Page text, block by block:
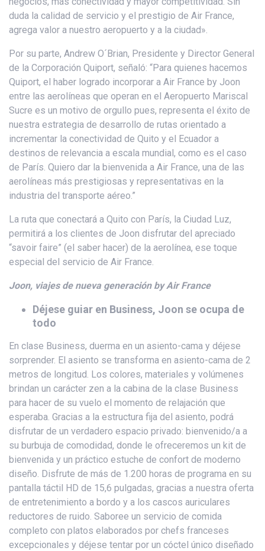
duda la calidad de servicio y el prestigio de Air France,
agrega valor a nuestro aeropuerto y a la ciudad».
Por su parte, Andrew O´Brian, Presidente y Director General
de la Corporación Quiport, señaló: “Para quienes hacemos
Quiport, el haber logrado incorporar a Air France by Joon
entre las aerolíneas que operan en el Aeropuerto Mariscal
Sucre es un motivo de orgullo pues, representa el éxito de
nuestra estrategia de desarrollo de rutas orientado a
incrementar la conectividad de Quito y el Ecuador a
destinos de relevancia a escala mundial, como es el caso
de París. Quiero dar la bienvenida a Air France, una de las
aerolíneas más prestigiosas y representativas en la
industria del transporte aéreo.”
La ruta que conectará a Quito con París, la Ciudad Luz,
permitirá a los clientes de Joon disfrutar del apreciado
“savoir faire” (el saber hacer) de la aerolínea, ese toque
especial del servicio de Air France.
Joon, viajes de nueva generación by Air France
Déjese guiar en Business, Joon se ocupa de
todo
En clase Business, duerma en un asiento-cama y déjese
sorprender. El asiento se transforma en asiento-cama de 2
metros de longitud. Los colores, materiales y volúmenes
brindan un carácter zen a la cabina de la clase Business
para hacer de su vuelo el momento de relajación que
esperaba. Gracias a la estructura fija del asiento, podrá
disfrutar de un verdadero espacio privado: bienvenido/a a
su burbuja de comodidad, donde le ofreceremos un kit de
bienvenida y un práctico estuche de confort de moderno
diseño. Disfrute de más de 1.200 horas de programa en su
pantalla táctil HD de 15,6 pulgadas, gracias a nuestra oferta
de entretenimiento a bordo y a los cascos auriculares
reductores de ruido. Saboree un servicio de comida
completo con platos elaborados por chefs franceses
excepcionales y déjese tentar por un cóctel único diseñado